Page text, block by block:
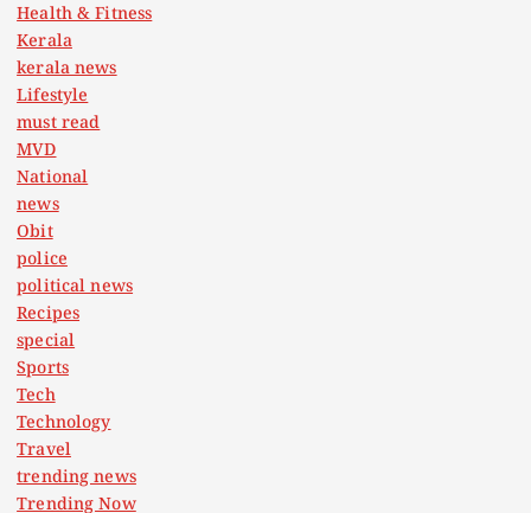
Health & Fitness
Kerala
kerala news
Lifestyle
must read
MVD
National
news
Obit
police
political news
Recipes
special
Sports
Tech
Technology
Travel
trending news
Trending Now